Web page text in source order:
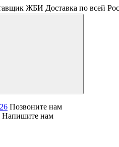
ЖБИ Доставка по всей
Позвоните нам
Напишите нам